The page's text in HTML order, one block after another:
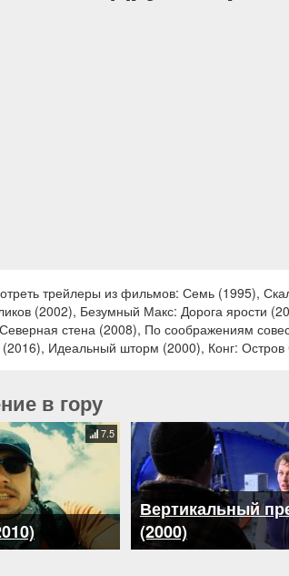
трейлеры из фильмов: Семь (1995),
(2002), Безумный Макс: Дорога ярости
стена (2008), По соображениям
Идеальный шторм (2000), Конг:
в гору
7.5
Вертикальный
(2000)